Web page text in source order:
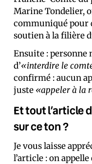
Marine Tondelier,
communiqué pour
soutien à la filière
Ensuite : personne
d’«interdire le
confirmé : aucun
juste «appeler à la
Et tout l’article
sur ce ton ?
Je vous laisse
l’article : on